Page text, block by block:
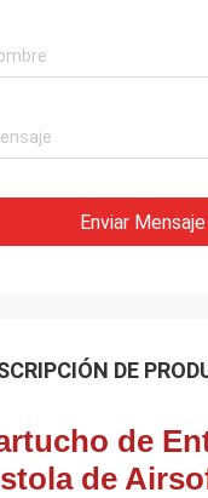
Enviar Mensaje
DE
de
de